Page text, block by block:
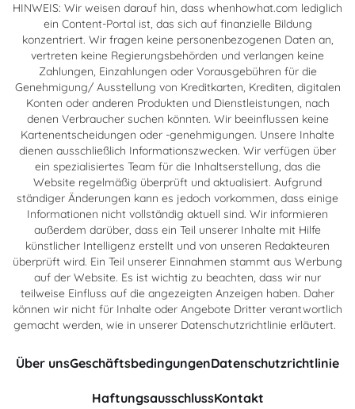
HINWEIS: Wir weisen darauf hin, dass whenhowhat.com lediglich
ein Content-Portal ist, das sich auf finanzielle Bildung
konzentriert. Wir fragen keine personenbezogenen Daten an,
vertreten keine Regierungsbehörden und verlangen keine
Zahlungen, Einzahlungen oder Vorausgebühren für die
Genehmigung/ Ausstellung von Kreditkarten, Krediten, digitalen
Konten oder anderen Produkten und Dienstleistungen, nach
denen Verbraucher suchen könnten. Wir beeinflussen keine
Kartenentscheidungen oder -genehmigungen. Unsere Inhalte
dienen ausschließlich Informationszwecken. Wir verfügen über
ein spezialisiertes Team für die Inhaltserstellung, das die
Website regelmäßig überprüft und aktualisiert. Aufgrund
ständiger Änderungen kann es jedoch vorkommen, dass einige
Informationen nicht vollständig aktuell sind. Wir informieren
außerdem darüber, dass ein Teil unserer Inhalte mit Hilfe
künstlicher Intelligenz erstellt und von unseren Redakteuren
überprüft wird. Ein Teil unserer Einnahmen stammt aus Werbung
auf der Website. Es ist wichtig zu beachten, dass wir nur
teilweise Einfluss auf die angezeigten Anzeigen haben. Daher
können wir nicht für Inhalte oder Angebote Dritter verantwortlich
gemacht werden, wie in unserer Datenschutzrichtlinie erläutert.
Über unsGeschäftsbedingungenDatenschutzrichtlinie
HaftungsausschlussKontakt